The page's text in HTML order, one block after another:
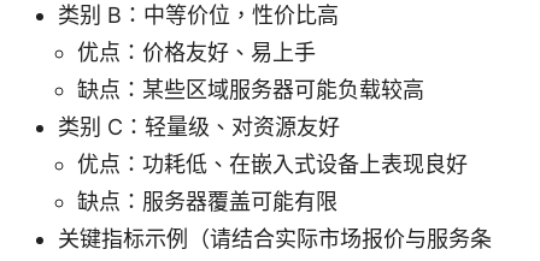
类别 B：中等价位，性价比高
优点：价格友好、易上手
缺点：某些区域服务器可能负载较高
类别 C：轻量级、对资源友好
优点：功耗低、在嵌入式设备上表现良好
缺点：服务器覆盖可能有限
关键指标示例（请结合实际市场报价与服务条